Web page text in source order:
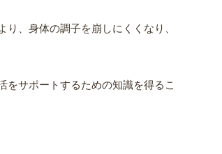
、身体の調子を崩しにくくなり、
をサポートするための知識を得るこ